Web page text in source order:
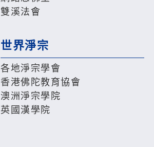
雙溪法會
世界淨宗
各地淨宗學會
香港佛陀教育協會
澳洲淨宗學院
英國漢學院